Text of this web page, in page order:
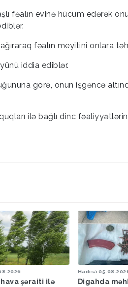
fəalın evinə hücum edərək
fəalın meyitini onlara
iddia ediblər.
görə, onun işgəncə
ilə bağlı dinc
şəraiti ilə
Hadisə
Digahda